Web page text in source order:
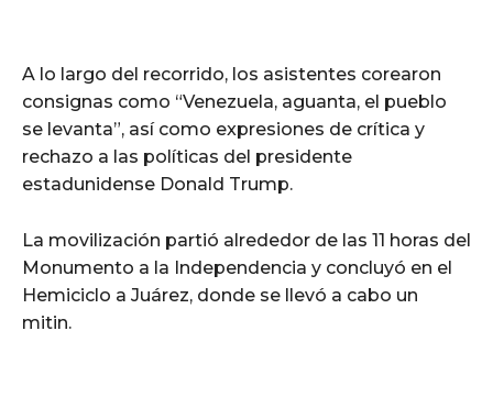
A lo largo del recorrido, los asistentes corearon
consignas como “Venezuela, aguanta, el pueblo
se levanta”, así como expresiones de crítica y
rechazo a las políticas del presidente
estadunidense Donald Trump.
La movilización partió alrededor de las 11 horas del
Monumento a la Independencia y concluyó en el
Hemiciclo a Juárez, donde se llevó a cabo un
mitin.